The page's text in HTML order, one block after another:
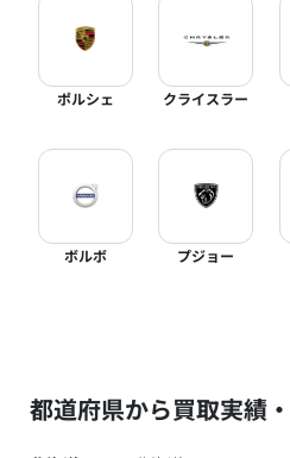
ポルシェ クライスラー
ボルボ プジョー
都道府県から買取実績